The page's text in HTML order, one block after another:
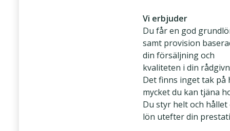
Vi erbjuder
Du får en god
samt provision
din försäljning och
kvaliteten i din
Det finns inget tak på
mycket du kan tjäna
Du styr helt och hållet
lön utefter din